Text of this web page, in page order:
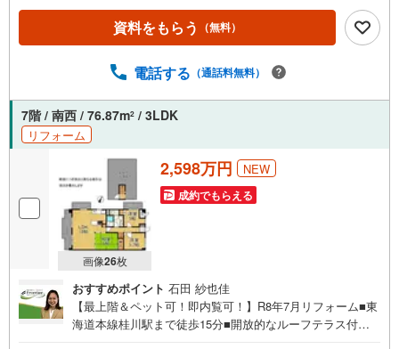
資料をもらう （無料）
電話する （通話料無料）
7階 / 南西 / 76.87m2 / 3LDK
リフォーム
画像26枚
2,598万円 NEW
成約でもらえる
おすすめポイント 石田 紗也佳
【最上階＆ペット可！即内覧可！】R8年7月リフォーム■東
海道本線桂川駅まで徒歩15分■開放的なルーフテラス付き